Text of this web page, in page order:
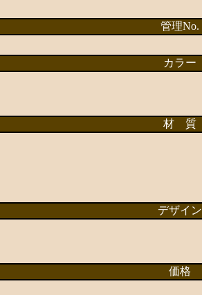
管理No.
カラー
材 質
デザイン
価格